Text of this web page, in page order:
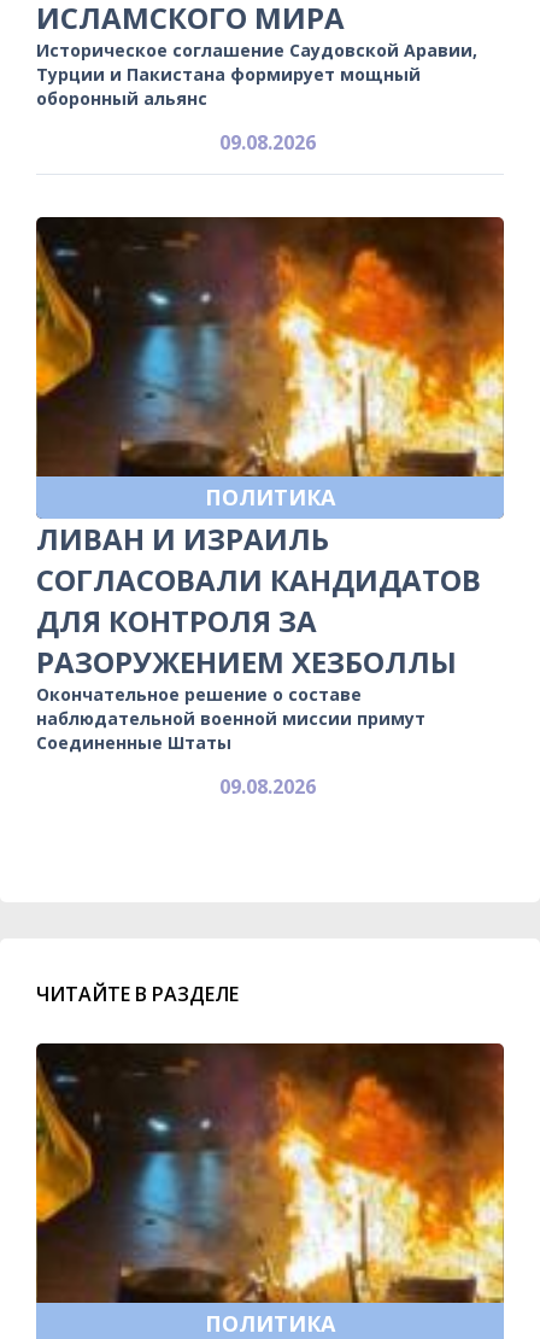
ИСЛАМСКОГО МИРА
Историческое соглашение Саудовской Аравии,
Турции и Пакистана формирует мощный
оборонный альянс
09.08.2026
ПОЛИТИКА
ЛИВАН И ИЗРАИЛЬ
СОГЛАСОВАЛИ КАНДИДАТОВ
ДЛЯ КОНТРОЛЯ ЗА
РАЗОРУЖЕНИЕМ ХЕЗБОЛЛЫ
Окончательное решение о составе
наблюдательной военной миссии примут
Соединенные Штаты
09.08.2026
ЧИТАЙТЕ В РАЗДЕЛЕ
ПОЛИТИКА